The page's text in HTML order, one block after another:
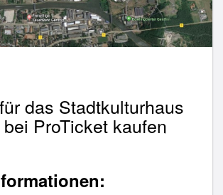
das Stadtkulturhaus
ProTicket kaufen